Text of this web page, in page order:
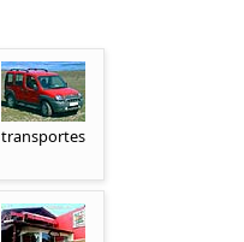
transportes